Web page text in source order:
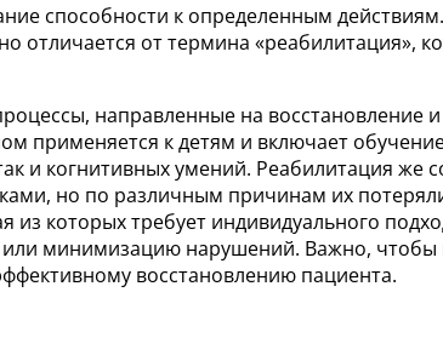
способности к определенным
отличается от термина «реабилитация»,
направленные на восстановление
применяется к детям и включает
и когнитивных умений. Реабилитация же
но по различным причинам их
из которых требует индивидуального
минимизацию нарушений. Важно,
восстановлению пациента.